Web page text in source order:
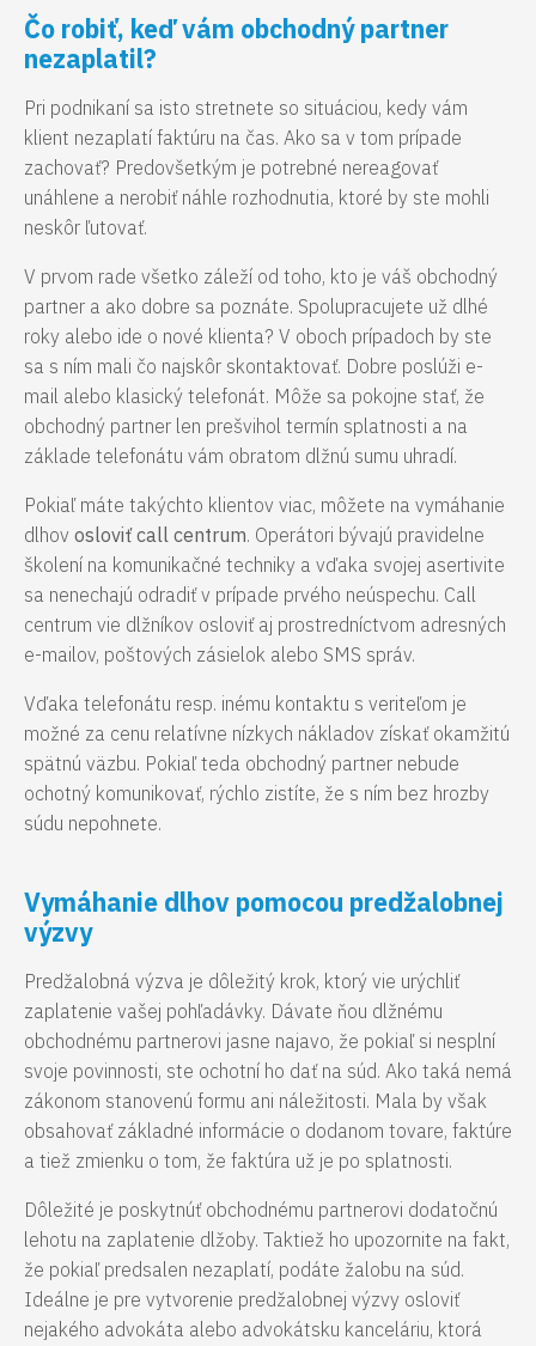
Čo robiť, keď vám obchodný partner
nezaplatil?
Pri podnikaní sa isto stretnete so situáciou, kedy vám
klient nezaplatí faktúru na čas. Ako sa v tom prípade
zachovať? Predovšetkým je potrebné nereagovať
unáhlene a nerobiť náhle rozhodnutia, ktoré by ste mohli
neskôr ľutovať.
V prvom rade všetko záleží od toho, kto je váš obchodný
partner a ako dobre sa poznáte. Spolupracujete už dlhé
roky alebo ide o nové klienta? V oboch prípadoch by ste
sa s ním mali čo najskôr skontaktovať. Dobre poslúži e-
mail alebo klasický telefonát. Môže sa pokojne stať, že
obchodný partner len prešvihol termín splatnosti a na
základe telefonátu vám obratom dlžnú sumu uhradí.
Pokiaľ máte takýchto klientov viac, môžete na vymáhanie
dlhov osloviť call centrum. Operátori bývajú pravidelne
školení na komunikačné techniky a vďaka svojej asertivite
sa nenechajú odradiť v prípade prvého neúspechu. Call
centrum vie dlžníkov osloviť aj prostredníctvom adresných
e-mailov, poštových zásielok alebo SMS správ.
Vďaka telefonátu resp. inému kontaktu s veriteľom je
možné za cenu relatívne nízkych nákladov získať okamžitú
spätnú väzbu. Pokiaľ teda obchodný partner nebude
ochotný komunikovať, rýchlo zistíte, že s ním bez hrozby
súdu nepohnete.
Vymáhanie dlhov pomocou predžalobnej
výzvy
Predžalobná výzva je dôležitý krok, ktorý vie urýchliť
zaplatenie vašej pohľadávky. Dávate ňou dlžnému
obchodnému partnerovi jasne najavo, že pokiaľ si nesplní
svoje povinnosti, ste ochotní ho dať na súd. Ako taká nemá
zákonom stanovenú formu ani náležitosti. Mala by však
obsahovať základné informácie o dodanom tovare, faktúre
a tiež zmienku o tom, že faktúra už je po splatnosti.
Dôležité je poskytnúť obchodnému partnerovi dodatočnú
lehotu na zaplatenie dlžoby. Taktiež ho upozornite na fakt,
že pokiaľ predsalen nezaplatí, podáte žalobu na súd.
Ideálne je pre vytvorenie predžalobnej výzvy osloviť
nejakého advokáta alebo advokátsku kanceláriu, ktorá